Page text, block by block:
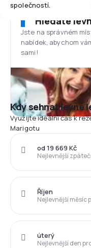
společností.
Hledáte
Jste na správném
nabídek, abychom
sami!
Kdy sehnat levné
Využijte ideální čas k
Marigotu
Nejlevnější
od 19 669 Kč
Nejlevnější měsíc
Říjen
Nejlevnější den
úterý